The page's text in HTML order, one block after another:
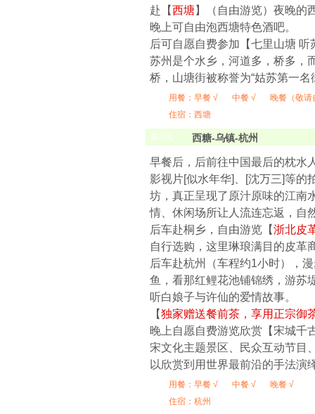
赴【西塘】（自由游览）夜晚的
晚上可自由泡西塘特色酒吧。
后可自愿自费参加【七里山塘
苏州是个水乡，河道多，桥多，
桥，山塘街被称誉为“姑苏第一
用餐： 早餐 √ 中餐 √
晚餐（敬请
住宿：西塘
第3天 西糖-乌镇-杭州
早餐后，后前往中国最后的枕水
影视片[似水年华]、[沈万三]等的
坊，真正呈现了原汁原味的江南
情、休闲场所让人流连忘返，自
后车赴桐乡，自由游览【浙北皮
自行选购，这里琳琅满目的皮革
后车赴杭州（车程约1小时），
鱼，看那红鲤花池铺锦绣，游苏
听白娘子与许仙的爱情故事。
【独家赠送餐前茶，享用正宗御
晚上自愿自费游览欣赏【宋城千
宋文化主题景区、民众互动节目
以欣赏到用世界最前沿的手法演
用餐： 早餐 √ 中餐 √
晚餐 √
住宿：杭州